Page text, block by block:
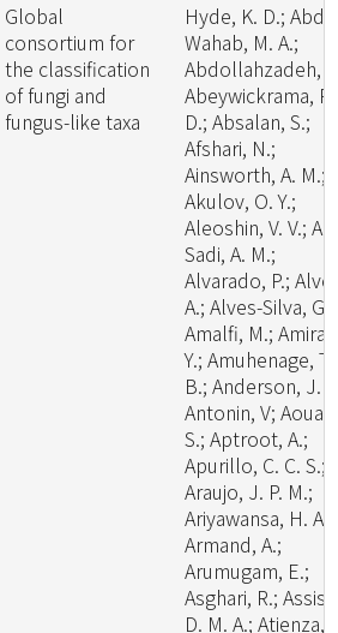
Global
consortium for
the classification
of fungi and
fungus-like taxa
Hyde, K. D.;
Wahab, M. A.;
Abdollahzadeh,
Abeywickrama, P.
D.; Absalan, S.;
Afshari, N.;
Ainsworth, A. M.;
Akulov, O. Y.;
Aleoshin, V. V.; Al-
Sadi, A. M.;
Alvarado, P.;
A.; Alves-Silva, G.;
Amalfi, M.; Amira,
Y.; Amuhenage, T.
B.; Anderson, J.
Antonin, V; Aouali,
S.; Aptroot, A.;
Apurillo, C. C. S.;
Araujo, J. P. M.;
Ariyawansa, H. A.;
Armand, A.;
Arumugam, E.;
Asghari, R.; Assis,
D. M. A.; Atienza,